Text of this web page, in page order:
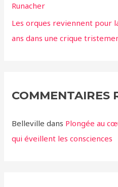
Runacher
Les orques reviennent pour
ans dans une crique
COMMENTAIRES
Belleville dans Plongée au
qui éveillent les consciences